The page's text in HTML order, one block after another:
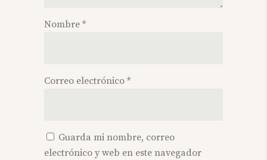
Nombre *
Correo electrónico *
Guarda mi nombre, correo
electrónico y web en este navegador